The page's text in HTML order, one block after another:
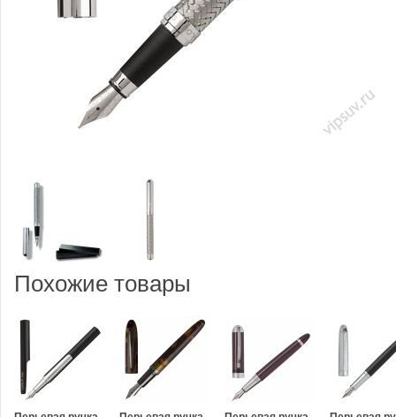
Похожие товары